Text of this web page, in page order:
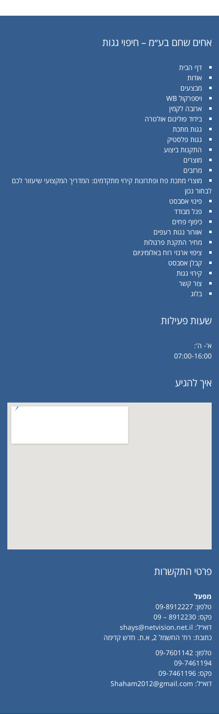
אחים שחם בע״מ – חיפוי גגות
דף הבית
אודות
מבצעים
ויספרקול WB
ארובה לקמין
בידוד פולינום אולטרה
גגות מתכת
גגות פלסטיק
התקנות ביצוע
מוצרים
מרזבים
מוצרי מתכת פח ופתרונות קירוי מתקדמים: המדריך המקצועי שיעזור לכם
לבחור נכון
פינוי אסבסט
פנל מבודד
כיפוף פחים
אוורור גגות רעפים
מחיר התקנת פרגולות
ציפוי ארגזי רוח באלומיניום
קבלן אסבסט
קירוי גגות
צור קשר
בלוג
שעות פעילות
א'- ה':
07:00-16:00
איך להגיע
פרטי התקשרות
מפעל
טלפון: 09-8912227
פקס: 8912230 – 09
דוא״ל: shays@netvision.net.il
כתובת: רח' החשמל 2, א.ת. חדש קדימה
טלפון: 09-7601142
09-7461194
פקס: 09-7461196
דוא״ל: Shaham2012@gmail.com